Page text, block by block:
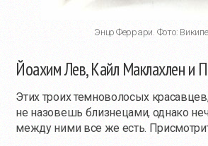
Энцо Феррари. Фото:
Йоахим Лев, Кайл Маклахлен и
Этих троих темноволосых
не назовешь близнецами, однако
между ними все же есть.